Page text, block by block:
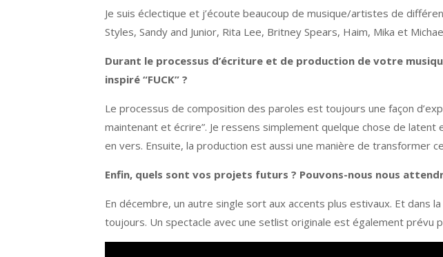
Je suis éclectique et j’écoute beaucoup de musique/artistes de
Styles, Sandy and Junior, Rita Lee, Britney Spears, Haim, Mika et
Durant le processus d’écriture et de production de votre
inspiré “FUCK” ?
Le processus de composition des paroles est toujours une façon
maintenant et écrire”. Je ressens simplement quelque chose de
en vers. Ensuite, la production est aussi une manière de transformer
Enfin, quels sont vos projets futurs ? Pouvons-nous nous
En décembre, un autre single sort aux accents plus estivaux. Et dans
toujours. Un spectacle avec une setlist originale est également prévu